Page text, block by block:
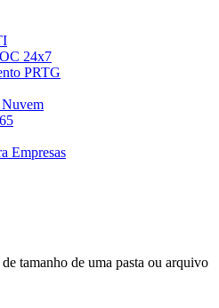
24x7
PRTG
Empresas
tamanho de uma pasta ou arquivo